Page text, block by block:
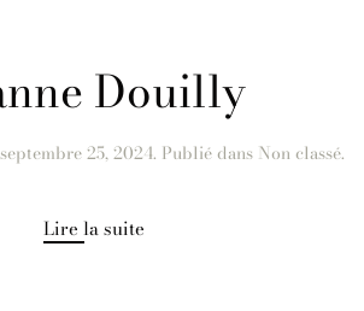
Douilly
septembre 25, 2024. Publié dans Non classé.
Lire la suite